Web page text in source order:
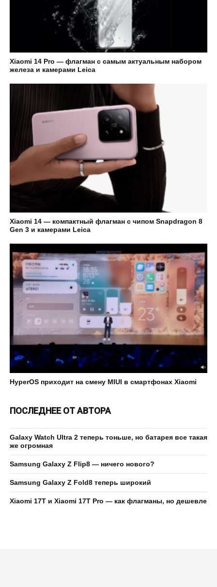
Xiaomi 14 Pro — флагман с самым актуальным набором
железа и камерами Leica
Xiaomi 14 — компактный флагман с чипом Snapdragon 8
Gen 3 и камерами Leica
HyperOS приходит на смену MIUI в смартфонах Xiaomi
ПОСЛЕДНЕЕ ОТ АВТОРА
Galaxy Watch Ultra 2 теперь тоньше, но батарея все такая
же огромная
Samsung Galaxy Z Flip8 — ничего нового?
Samsung Galaxy Z Fold8 теперь широкий
Xiaomi 17T и Xiaomi 17T Pro — как флагманы, но дешевле